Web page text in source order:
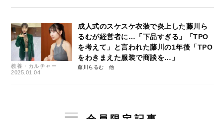
教養・カルチャー
2025.01.04
成人式のスケスケ衣装で炎上した藤川ら
るむが経営者に…「下品すぎる」「TPO
を考えて」と言われた藤川の1年後「TPO
をわきまえた服装で商談を…」
藤川らるむ